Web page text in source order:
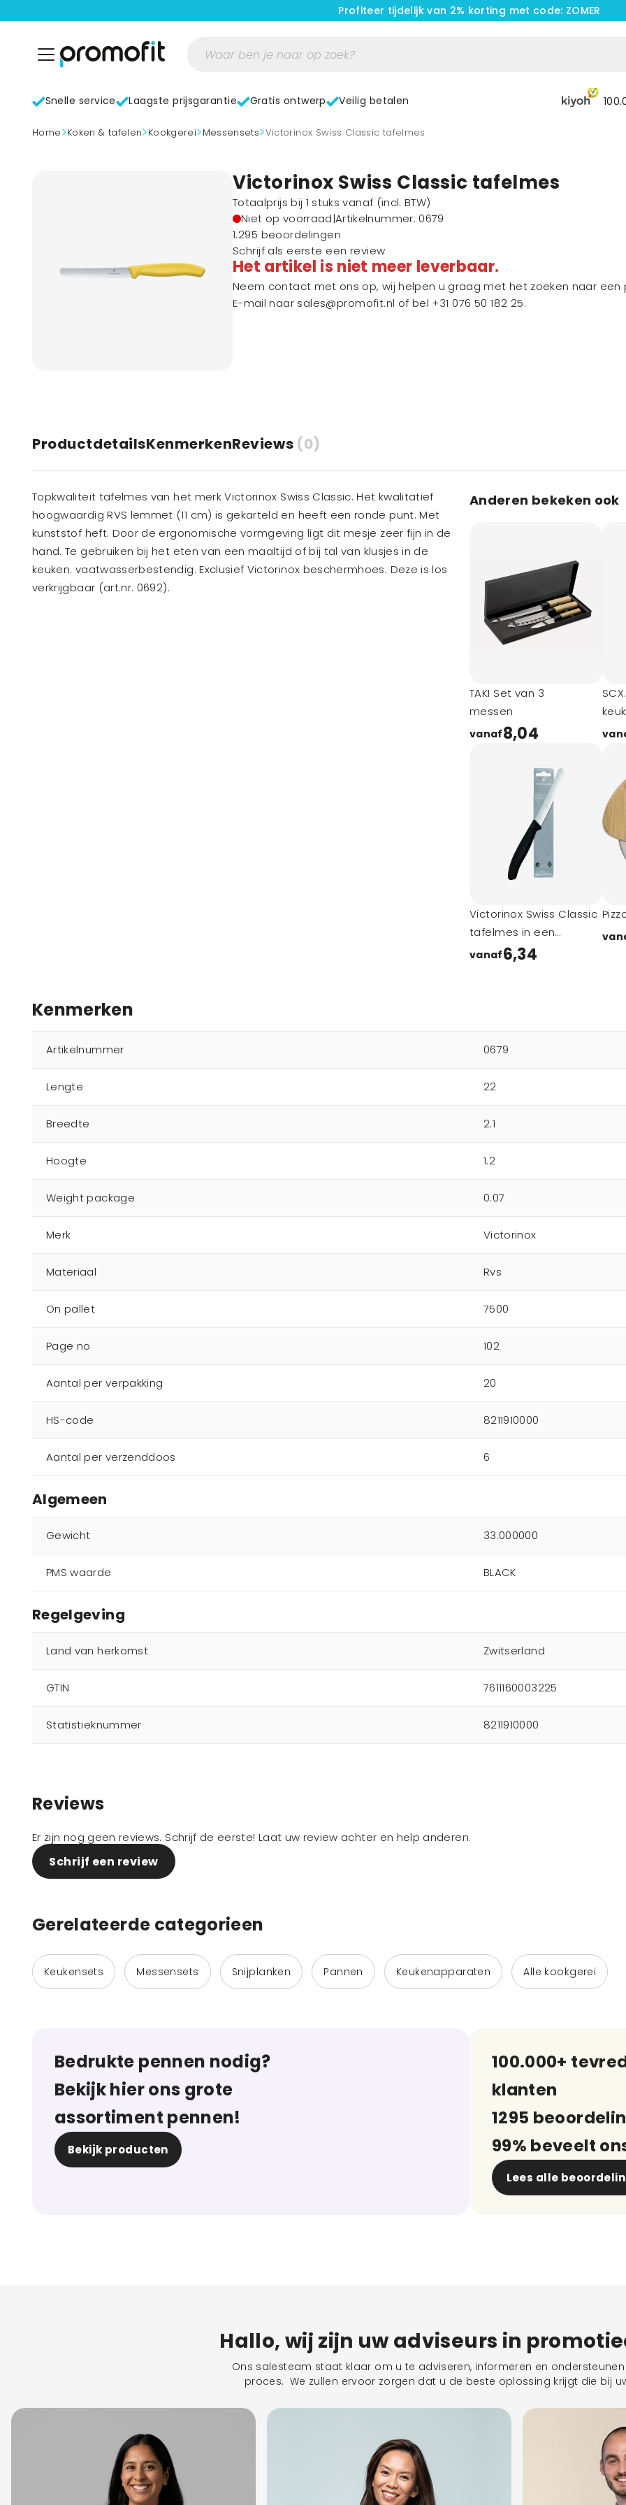
Profiteer tijdelijk van 2% korting met code: ZOMER
Snelle service Laagste prijsgarantie Gratis ontwerp Veilig betalen
home> Koken & tafelen> Kookgerei> Messensets> Victorinox Swiss Classic tafelmes
Victorinox Swiss Classic tafelmes
Totaalprijs bij 1 stuks vanaf (incl. BTW)
Niet op voorraad|Artikelnummer: 0679
1.295 beoordelingen
Schrijf als eerste een review
Het artikel is niet meer leverbaar.
Neem contact met ons op, wij helpen u graag met het zoeken naar een
E-mail naar sales@promofit.nl of bel +31 076 50 182 25.
ProductdetailsKenmerkenReviews (0)
Topkwaliteit tafelmes van het merk Victorinox Swiss Classic. Het kwalitatief
hoogwaardig RVS lemmet (11 cm) is gekarteld en heeft een ronde punt. Met
kunststof heft. Door de ergonomische vormgeving ligt dit mesje zeer fijn in de
hand. Te gebruiken bij het eten van een maaltijd of bij tal van klusjes in de
keuken. vaatwasserbestendig. Exclusief Victorinox beschermhoes. Deze is los
verkrijgbaar (art.nr. 0692).
Anderen bekeken ook
TAKI Set van 3
vanaf8,04
Victorinox Swiss Classic
tafelmes in een
beschermhoesje
vanaf6,34
Kenmerken
Artikelnummer 0679
Lengte 22
Breedte 2.1
Hoogte 1.2
Weight package 0.07
Merk Victorinox
Materiaal Rvs
On pallet 7500
Page no 102
Aantal per verpakking 20
HS-code 8211910000
Aantal per verzenddoos 6
Algemeen
Gewicht 33.000000
PMS waarde BLACK
Regelgeving
Land van herkomst Zwitserland
GTIN 7611160003225
Statistieknummer 8211910000
Reviews
Er zijn nog geen reviews. Schrijf de eerste! Laat uw review achter en help anderen.
Schrijf een review
Gerelateerde categorieen
Keukensets Messensets Snijplanken Pannen Keukenapparaten Alle kookgerei
Bedrukte pennen nodig?
Bekijk hier ons grote
assortiment pennen!
Bekijk producten
100.000+
klanten
1295
99% beveelt
Lees alle
Hallo, wij zijn uw adviseurs in
Ons salesteam staat klaar om u te adviseren, informeren en
proces. We zullen ervoor zorgen dat u de beste oplossing krijgt die bij